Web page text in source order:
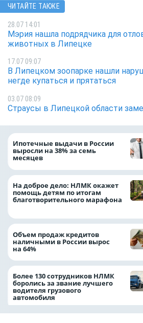
ЧИТАЙТЕ ТАКЖЕ
28.07 14:01
Мэрия нашла подрядчика для
животных в Липецке
17.07 09:07
В Липецком зоопарке нашли
негде купаться и прятаться
03.07 08:09
Страусы в Липецкой области
Ипотечные выдачи в России
выросли на 38% за семь
месяцев
На доброе дело: НЛМК окажет
помощь детям по итогам
благотворительного марафона
Объем продаж кредитов
наличными в России вырос
на 64%
Более 130 сотрудников НЛМК
боролись за звание лучшего
водителя грузового
автомобиля